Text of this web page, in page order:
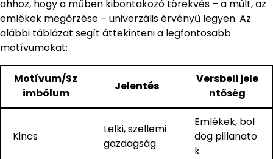
ahhoz, hogy a műben kibontakozó törekvés – a múlt, az
emlékek megőrzése – univerzális érvényű legyen. Az
alábbi táblázat segít áttekinteni a legfontosabb
motívumokat:
Motívum/Sz
imbólum
Jelentés
Versbeli jele
ntőség
Kincs
Lelki, szellemi
gazdagság
Emlékek, bol
dog pillanato
k